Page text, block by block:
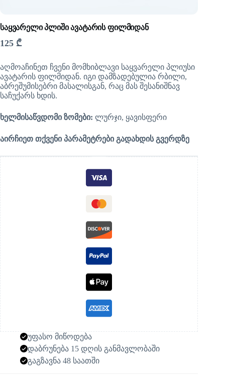
საყვარელი პლიში ავატარის ფილმიდან
125 ₾
აღმოაჩინეთ ჩვენი მომხიბლავი საყვარელი პლიუსი
ავატარის ფილმიდან. იგი დამზადებულია რბილი,
აბრეშუმისებრი მასალისგან, რაც მას შესანიშნავ
საჩუქარს ხდის.
ხელმისაწვდომი ზომები: ლურჯი, ყავისფერი
აირჩიეთ თქვენი პარამეტრები გადახდის გვერდზე
უფასო მიწოდება
დაბრუნება 15 დღის განმავლობაში
გაგზავნა 48 საათში